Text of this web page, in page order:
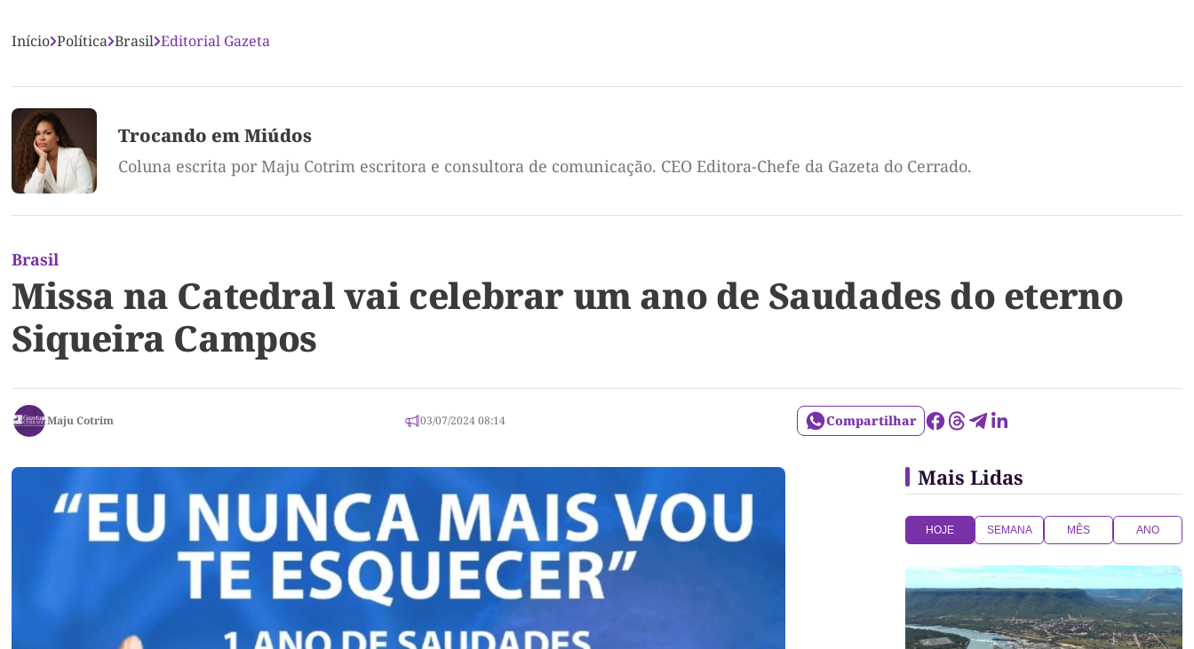
Início Política Brasil Editorial Gazeta
Trocando em Miúdos
Coluna escrita por Maju Cotrim escritora e consultora de comunicação. CEO Editora-Chefe da Gazeta do Cerrado.
Brasil
Missa na Catedral vai celebrar um ano de Saudades do eterno
Siqueira Campos
Maju Cotrim 03/07/2024 08:14 Compartilhar
Mais Lidas
HOJE SEMANA MÊS ANO